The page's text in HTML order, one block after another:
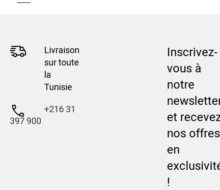
Livraison
sur toute
la
Tunisie
+216 31
397 900
Inscrivez-
vous à
notre
et
nos offres
en
!